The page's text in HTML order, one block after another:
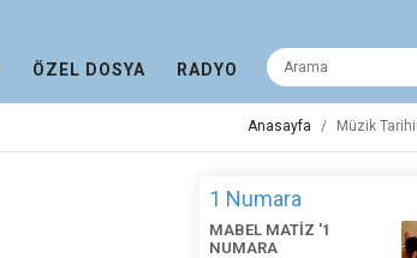
ÖZEL DOSYA RADYO
Anasayfa Müzik
1 Numara
MABEL MATİZ '1
NUMARA